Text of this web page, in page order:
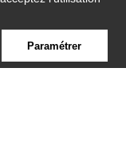
Paramétrer